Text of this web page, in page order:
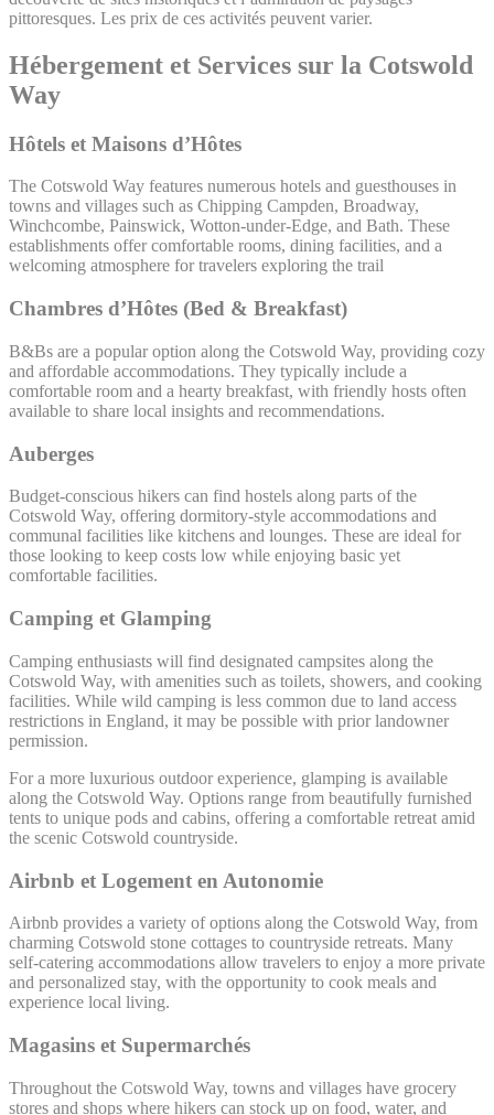
pittoresques. Les prix de ces activités peuvent varier.
Hébergement et Services sur la Cotswold
Way
Hôtels et Maisons d’Hôtes
The Cotswold Way features numerous hotels and guesthouses in
towns and villages such as Chipping Campden, Broadway,
Winchcombe, Painswick, Wotton-under-Edge, and Bath. These
establishments offer comfortable rooms, dining facilities, and a
welcoming atmosphere for travelers exploring the trail
Chambres d’Hôtes (Bed & Breakfast)
B&Bs are a popular option along the Cotswold Way, providing cozy
and affordable accommodations. They typically include a
comfortable room and a hearty breakfast, with friendly hosts often
available to share local insights and recommendations.
Auberges
Budget-conscious hikers can find hostels along parts of the
Cotswold Way, offering dormitory-style accommodations and
communal facilities like kitchens and lounges. These are ideal for
those looking to keep costs low while enjoying basic yet
comfortable facilities.
Camping et Glamping
Camping enthusiasts will find designated campsites along the
Cotswold Way, with amenities such as toilets, showers, and cooking
facilities. While wild camping is less common due to land access
restrictions in England, it may be possible with prior landowner
permission.
For a more luxurious outdoor experience, glamping is available
along the Cotswold Way. Options range from beautifully furnished
tents to unique pods and cabins, offering a comfortable retreat amid
the scenic Cotswold countryside.
Airbnb et Logement en Autonomie
Airbnb provides a variety of options along the Cotswold Way, from
charming Cotswold stone cottages to countryside retreats. Many
self-catering accommodations allow travelers to enjoy a more private
and personalized stay, with the opportunity to cook meals and
experience local living.
Magasins et Supermarchés
Throughout the Cotswold Way, towns and villages have grocery
stores and shops where hikers can stock up on food, water, and